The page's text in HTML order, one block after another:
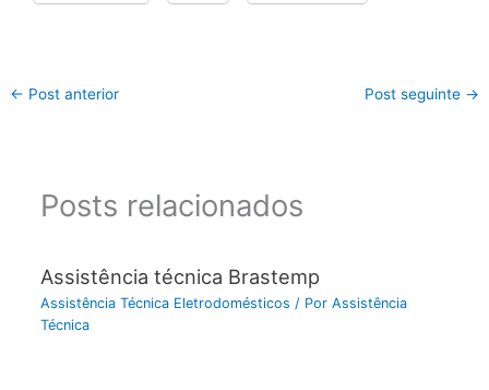
← Post anterior Post seguinte →
Posts relacionados
Assistência técnica Brastemp
Assistência Técnica Eletrodomésticos / Por Assistência
Técnica